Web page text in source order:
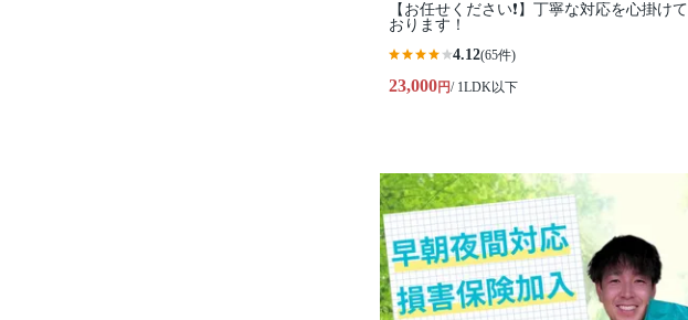
【お任せください❗️】丁寧な対応を心掛けて
おります！
4.12(65件)
23,000円/ 1LDK以下